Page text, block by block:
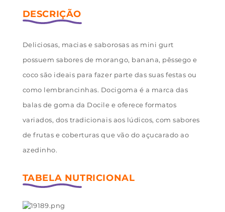
Deliciosas, macias e saborosas as mini gurt
possuem sabores de morango, banana, pêssego e
coco são ideais para fazer parte das suas festas ou
como lembrancinhas. Docigoma é a marca das
balas de goma da Docile e oferece formatos
variados, dos tradicionais aos lúdicos, com sabores
de frutas e coberturas que vão do açucarado ao
azedinho.